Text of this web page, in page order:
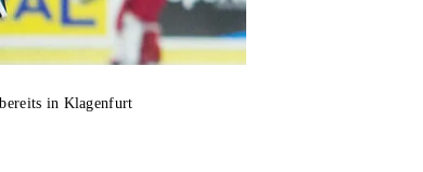
in Klagenfurt